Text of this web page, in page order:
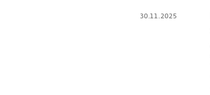
30.11.2025